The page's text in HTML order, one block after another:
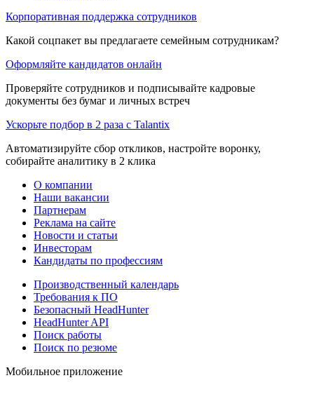
Корпоративная поддержка сотрудников
Какой соцпакет вы предлагаете семейным сотрудникам?
Оформляйте кандидатов онлайн
Проверяйте сотрудников и подписывайте кадровые
документы без бумаг и личных встреч
Ускорьте подбор в 2 раза с Talantix
Автоматизируйте сбор откликов, настройте воронку,
собирайте аналитику в 2 клика
О компании
Наши вакансии
Партнерам
Реклама на сайте
Новости и статьи
Инвесторам
Кандидаты по профессиям
Производственный календарь
Требования к ПО
Безопасный HeadHunter
HeadHunter API
Поиск работы
Поиск по резюме
Мобильное приложение